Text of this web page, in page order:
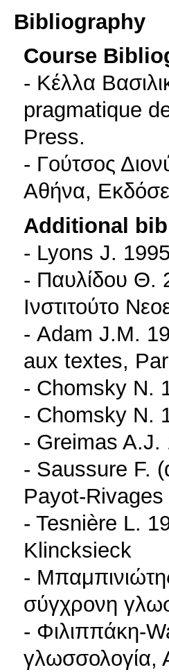
Bibliography
Course
- Κέλλα
pragmatique
Press.
- Γούτσος
Αθήνα,
Additional
- Lyons J.
- Παυλίδου Θ.
Ινστιτούτο
- Adam J.M.
aux textes,
- Chomsky N.
- Chomsky N.
- Greimas
- Saussure F.
Payot-Rivages
- Tesnière L.
Klincksieck
-
σύγχρονη
- Φιλιππάκη-
γλωσσολογία,